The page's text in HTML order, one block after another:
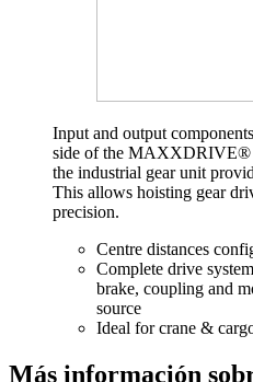
Input and output
side of the MAXXDRIVE®
the industrial gear unit
This allows hoisting gear
precision.
Centre distances
Complete drive
brake, coupling and
source
Ideal for crane &
Más información